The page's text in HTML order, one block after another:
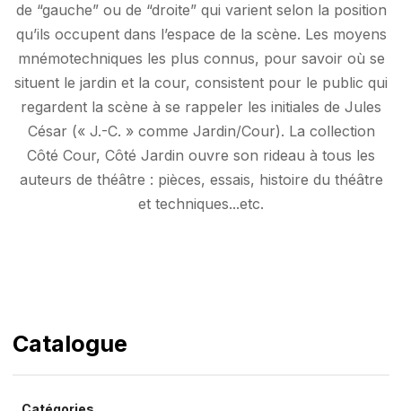
de “gauche” ou de “droite” qui varient selon la position
qu’ils occupent dans l’espace de la scène. Les moyens
mnémotechniques les plus connus, pour savoir où se
situent le jardin et la cour, consistent pour le public qui
regardent la scène à se rappeler les initiales de Jules
César (« J.-C. » comme Jardin/Cour). La collection
Côté Cour, Côté Jardin ouvre son rideau à tous les
auteurs de théâtre : pièces, essais, histoire du théâtre
et techniques...etc.
Catalogue